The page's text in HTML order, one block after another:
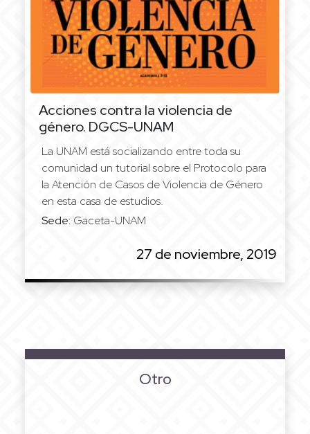
Acciones contra la violencia de
género. DGCS-UNAM
La UNAM está socializando entre toda su
comunidad un tutorial sobre el Protocolo para
la Atención de Casos de Violencia de Género
en esta casa de estudios.
Sede: Gaceta-UNAM
27 de noviembre, 2019
Otro